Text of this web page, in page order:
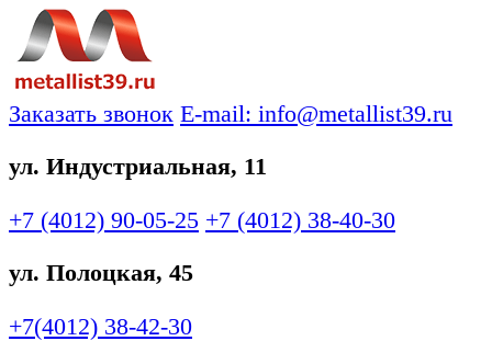
Заказать звонок E-mail: info@metallist39.ru
ул. Индустриальная, 11
+7 (4012) 90-05-25 +7 (4012) 38-40-30
ул. Полоцкая, 45
+7(4012) 38-42-30